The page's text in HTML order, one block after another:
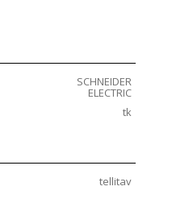
SCHNEIDER
ELECTRIC
tk
tellitav